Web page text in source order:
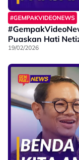
#GEMPAKVIDEONEWS
Puaskan Hati
19/02/2026